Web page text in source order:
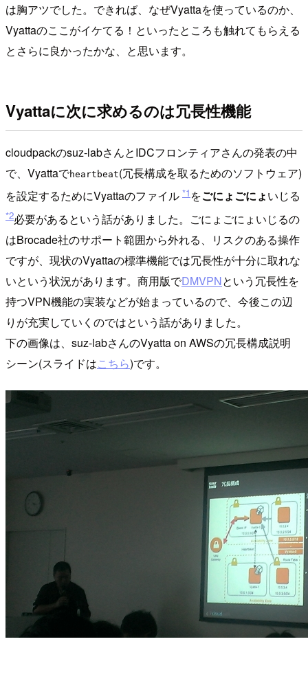
は胸アツでした。できれば、なぜVyattaを使っているのか、
Vyattaのここがイケてる！といったところも触れてもらえる
とさらに良かったかな、と思います。
Vyattaに次に求めるのは冗長性機能
cloudpackのsuz-labさんとIDCフロンティアさんの発表の中
で、Vyattaでheartbeat(冗長構成を取るためのソフトウェア)
を設定するためにVyattaのファイル *1 をごにょごにょいじる
*2必要があるという話がありました。ごにょごにょいじるの
はBrocade社のサポート範囲から外れる、リスクのある操作
ですが、現状のVyattaの標準機能では冗長性が十分に取れな
いという状況があります。商用版でDMVPNという冗長性を
持つVPN機能の実装などが始まっているので、今後この辺
りが充実していくのではという話がありました。
下の画像は、suz-labさんのVyatta on AWSの冗長構成説明
シーン(スライドはこちら)です。